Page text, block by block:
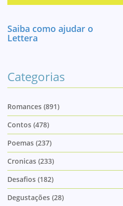
Saiba como ajudar o
Lettera
Categorias
Romances (891)
Contos (478)
Poemas (237)
Cronicas (233)
Desafios (182)
Degustações (28)